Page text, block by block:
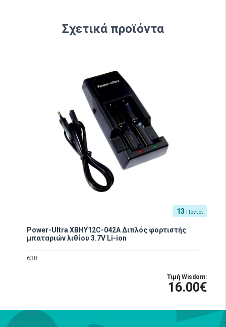
Σχετικά προϊόντα
13 Πόντοι
Power-Ultra XBHY12C-042A Διπλός φορτιστής
μπαταριών λιθίου 3.7V Li-ion
638
Τιμή Wisdom:
16.00€